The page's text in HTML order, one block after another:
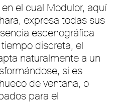
el cual Modulor, aquí
expresa todas sus
escenográfica
discreta, el
naturalmente a un
si es
de ventana, o
para el